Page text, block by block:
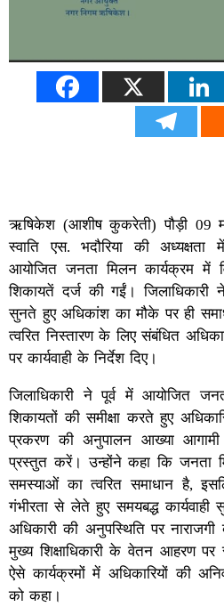
ऋषिकेश (आशीष कुकरेती) पौड़ी 09
स्वाति एस. भदौरिया की अध्यक्षता
आयोजित जनता मिलन कार्यक्रम में
शिकायतें दर्ज की गईं। जिलाधिकारी
सुनते हुए अधिकांश का मौके पर ही
त्वरित निस्तारण के लिए संबंधित
पर कार्यवाही के निर्देश दिए।
जिलाधिकारी ने पूर्व में आयोजित
शिकायतों की समीक्षा करते हुए
प्रकरण की अनुपालन आख्या आगामी
प्रस्तुत करें। उन्होंने कहा कि जनता
समस्याओं का त्वरित समाधान है,
गंभीरता से लेते हुए समयबद्ध कार्यवाही
अधिकारी की अनुपस्थिति पर
मुख्य शिक्षाधिकारी के वेतन आहरण पर
ऐसे कार्यक्रमों में अधिकारियों की
को कहा।